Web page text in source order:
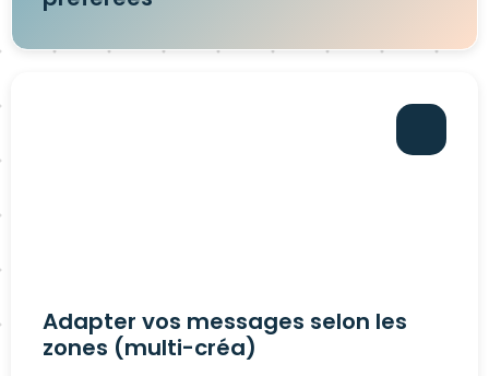
Adapter vos messages selon les
zones (multi-créa)